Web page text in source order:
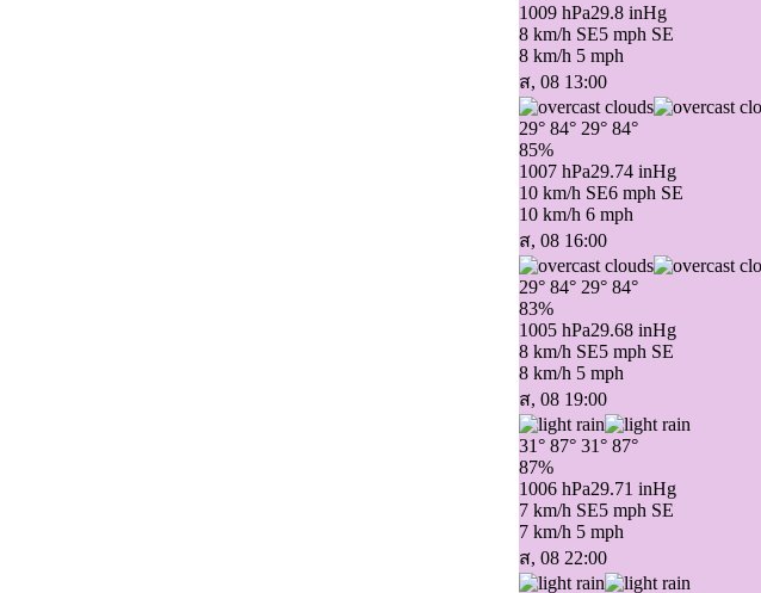
1009 hPa29.8 inHg
8 km/h SE5 mph SE
8 km/h 5 mph
ส, 08 13:00
29° 84° 29° 84°
85%
1007 hPa29.74 inHg
10 km/h SE6 mph SE
10 km/h 6 mph
ส, 08 16:00
29° 84° 29° 84°
83%
1005 hPa29.68 inHg
8 km/h SE5 mph SE
8 km/h 5 mph
ส, 08 19:00
31° 87° 31° 87°
87%
1006 hPa29.71 inHg
7 km/h SE5 mph SE
7 km/h 5 mph
ส, 08 22:00